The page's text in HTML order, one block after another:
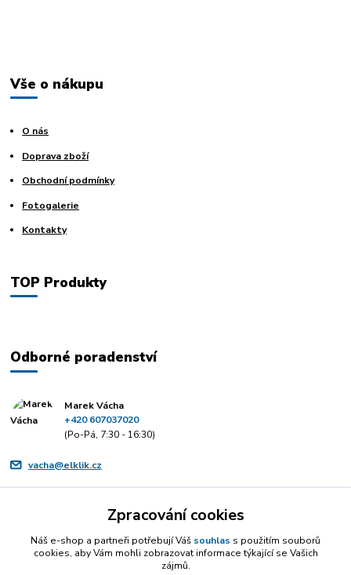
Vše o nákupu
O nás
Doprava zboží
Obchodní podmínky
Fotogalerie
Kontakty
TOP Produkty
Odborné poradenství
Marek Vácha
+420 607037020
(Po-Pá, 7:30 - 16:30)
vacha@elklik.cz
Zpracování cookies
Náš e-shop a partneři potřebují Váš souhlas s použitím souborů
cookies, aby Vám mohli zobrazovat informace týkající se Vašich
zájmů.